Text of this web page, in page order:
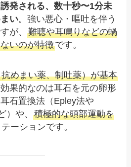
発される、数十秒〜1分未
い。強い悪心・嘔吐を伴う
が、難聴や耳鳴りなどの蝸
いのが特徴です。
めまい薬、制吐薬）が基本
果的なのは耳石を元の卵形
石置換法（Epley法や
）や、積極的な頭部運動を
ーションです。